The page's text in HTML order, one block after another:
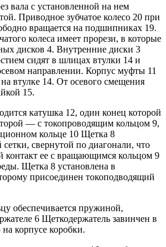
вала с установленной на нем
Приводное зубчатое колесо 20 при
вращается на подшипниках 19.
колеса имеет прорези, в которые
дисков 4. Внутренние диски 3
сидят в шлицах втулки 14 и
направлении. Корпус муфты 11
втулке 14. От осевого смещения
15.
катушка 12, один конец которой
— с токопроводящим кольцом 9,
кольце 10 Щетка 8
свернутой по диагонали, что
контакт ее с вращающимся кольцом 9
Щетка 8 установлена в
присоединен токоподводящий
обеспечивается пружиной,
6 Щеткодержатель завинчен в
корпусе коробки.